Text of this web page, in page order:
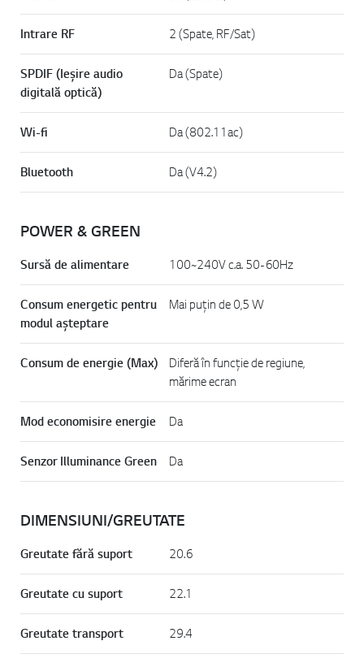
Intrare RF 2 (Spate, RF/Sat)
SPDIF (Ieșire audio
digitală optică)
Da (Spate)
Wi-fi Da (802.11ac)
Bluetooth Da (V4.2)
POWER & GREEN
Sursă de alimentare 100~240V c.a. 50-60Hz
Consum energetic pentru
modul așteptare
Mai puțin de 0,5 W
Consum de energie (Max)
Diferă în funcție de regiune,
mărime ecran
Mod economisire energie Da
Senzor Illuminance Green Da
DIMENSIUNI/GREUTATE
Greutate fără suport 20.6
Greutate cu suport 22.1
Greutate transport 29.4